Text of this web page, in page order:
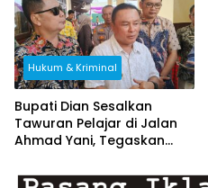
Hukum & Kriminal
Bupati Dian Sesalkan
Tawuran Pelajar di Jalan
Ahmad Yani, Tegaskan
Bersama